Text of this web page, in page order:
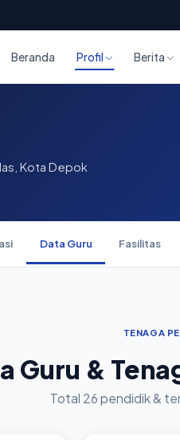
Beranda Profil Berita
Kota Depok
Data Guru Fasilitas
TENAGA
Guru &
Total 26 pendidik &